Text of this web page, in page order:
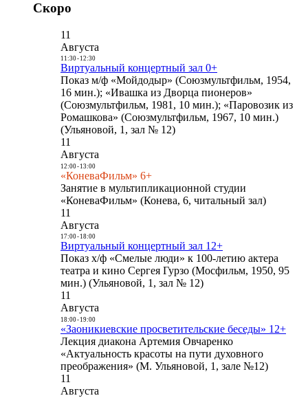
Скоро
11
Августа
11:30- 12:30
Виртуальный концертный зал 0+
Показ м/ф «Мойдодыр» (Союзмультфильм, 1954,
16 мин.); «Ивашка из Дворца пионеров»
(Союзмультфильм, 1981, 10 мин.); «Паровозик из
Ромашкова» (Союзмультфильм, 1967, 10 мин.)
(Ульяновой, 1, зал № 12)
11
Августа
12:00- 13:00
«КоневаФильм» 6+
Занятие в мультипликационной студии
«КоневаФильм» (Конева, 6, читальный зал)
11
Августа
17:00- 18:00
Виртуальный концертный зал 12+
Показ х/ф «Смелые люди» к 100-летию актера
театра и кино Сергея Гурзо (Мосфильм, 1950, 95
мин.) (Ульяновой, 1, зал № 12)
11
Августа
18:00- 19:00
«Заоникиевские просветительские беседы» 12+
Лекция диакона Артемия Овчаренко
«Актуальность красоты на пути духовного
преображения» (М. Ульяновой, 1, зале №12)
11
Августа